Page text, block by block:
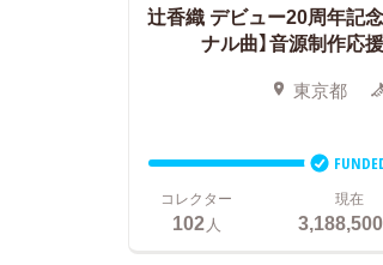
辻香織 デビュー20周年記念
ナル曲】音源制作応
東京都
コレクター
102人
現在
3,188,500